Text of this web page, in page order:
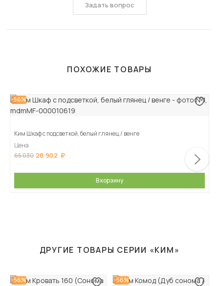
Задать вопрос
ПОХОЖИЕ ТОВАРЫ
-56%
Ким Шкаф с подсветкой, белый глянец / венге
Цена
65 030 28 902
В корзину
ДРУГИЕ ТОВАРЫ СЕРИИ «КИМ»
-56% -56%